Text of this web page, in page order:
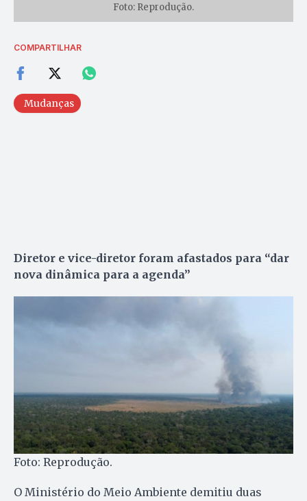
Foto: Reprodução.
COMPARTILHAR
Mudanças
Diretor e vice-diretor foram afastados para “dar
nova dinâmica para a agenda”
Foto: Reprodução.
O Ministério do Meio Ambiente demitiu duas